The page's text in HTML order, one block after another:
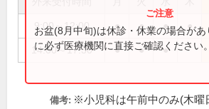
9:00～12:00 ● ● ● ●
14:00～17:30 ● ● ●
お盆(8月中旬)は休診・休業の場合が
に必ず医療機関に直接ご確認ください。
備考: ※小児科は午前中のみ(木曜